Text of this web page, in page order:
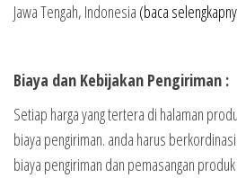
Jawa Tengah, Indonesia (baca
Biaya dan Kebijakan Pengiriman :
Setiap harga yang tertera di halaman
biaya pengiriman. anda harus
biaya pengiriman dan pemasangan